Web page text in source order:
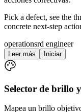
Pick a defect, see the
concrete next-step
operationsrd engineer
Leer más Iniciar
Selector de brillo
Mapea un brillo